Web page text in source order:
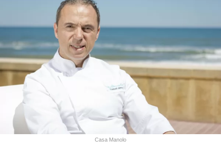
Casa Manolo